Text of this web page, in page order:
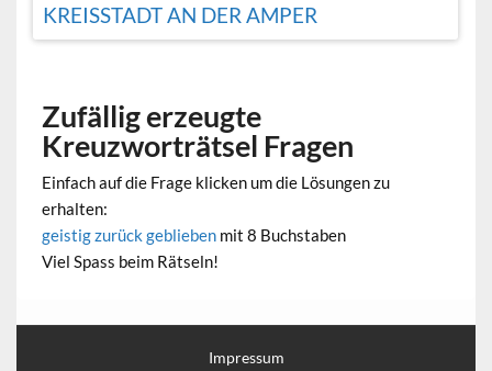
KREISSTADT AN DER AMPER
Zufällig erzeugte
Kreuzworträtsel Fragen
Einfach auf die Frage klicken um die Lösungen zu
erhalten:
geistig zurück geblieben mit 8 Buchstaben
Viel Spass beim Rätseln!
Impressum